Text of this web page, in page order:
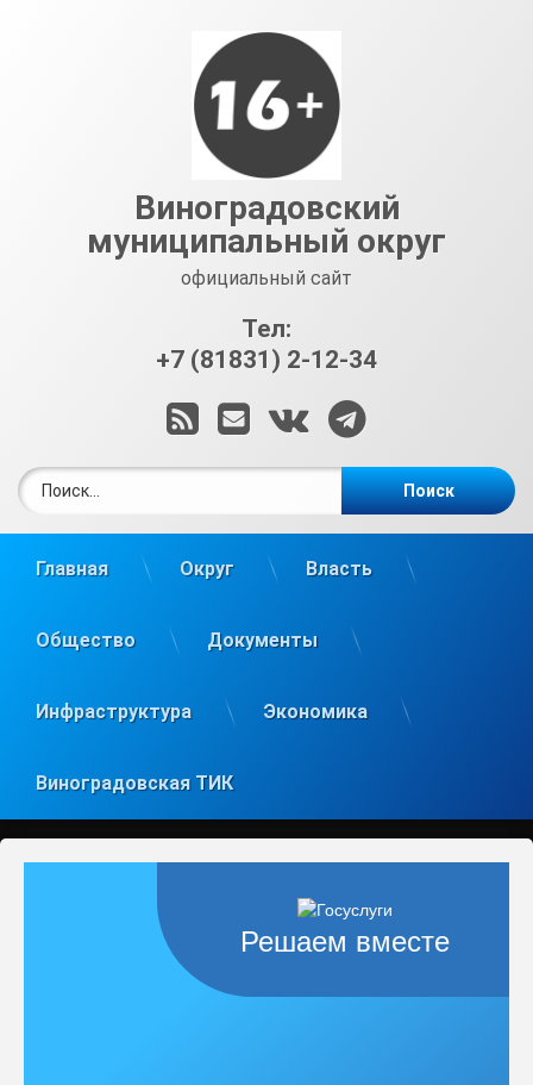
Виноградовский
муниципальный округ
официальный сайт
Тел:
+7 (81831) 2-12-34
RSSE-mailВКонтакте
Telegram
Главная Округ Власть
Общество Документы
Инфраструктура Экономика
Виноградовская ТИК
Решаем вместе